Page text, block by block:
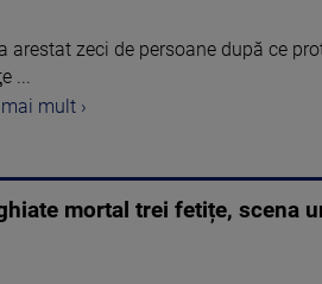
arestat zeci de persoane după ce
...
mult ›
mortal trei fetițe, scena